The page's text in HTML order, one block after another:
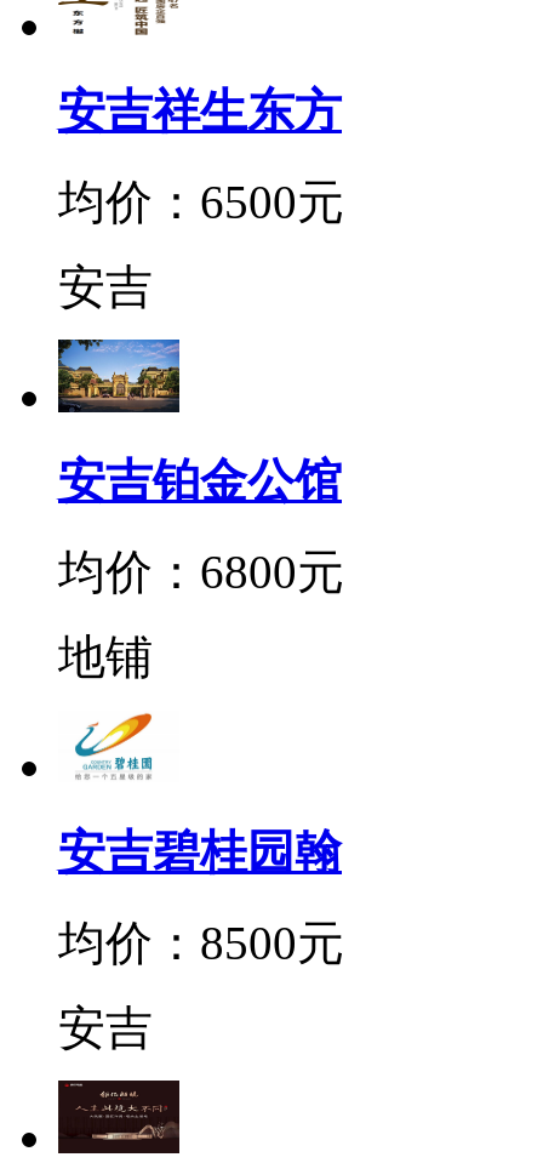
安吉祥生东方
均价：6500元
安吉
安吉铂金公馆
均价：6800元
地铺
安吉碧桂园翰
均价：8500元
安吉